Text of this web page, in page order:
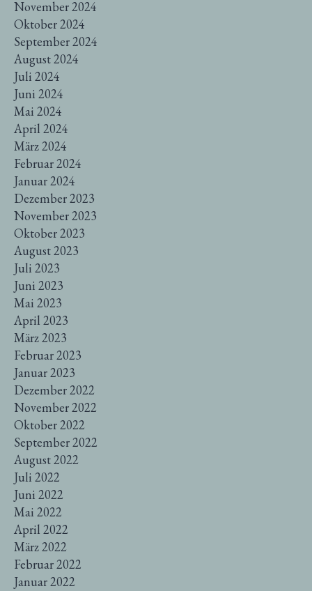
November 2024
Oktober 2024
September 2024
August 2024
Juli 2024
Juni 2024
Mai 2024
April 2024
März 2024
Februar 2024
Januar 2024
Dezember 2023
November 2023
Oktober 2023
August 2023
Juli 2023
Juni 2023
Mai 2023
April 2023
März 2023
Februar 2023
Januar 2023
Dezember 2022
November 2022
Oktober 2022
September 2022
August 2022
Juli 2022
Juni 2022
Mai 2022
April 2022
März 2022
Februar 2022
Januar 2022